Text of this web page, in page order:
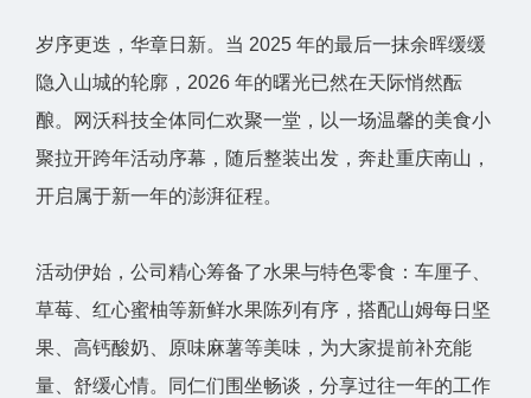
岁序更迭，华章日新。当 2025 年的最后一抹余晖缓缓
隐入山城的轮廓，2026 年的曙光已然在天际悄然酝
酿。网沃科技全体同仁欢聚一堂，以一场温馨的美食小
聚拉开跨年活动序幕，随后整装出发，奔赴重庆南山，
开启属于新一年的澎湃征程。
活动伊始，公司精心筹备了水果与特色零食：车厘子、
草莓、红心蜜柚等新鲜水果陈列有序，搭配山姆每日坚
果、高钙酸奶、原味麻薯等美味，为大家提前补充能
量、舒缓心情。同仁们围坐畅谈，分享过往一年的工作